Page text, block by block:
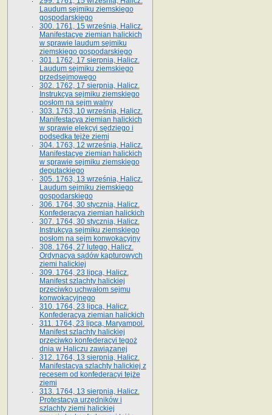
Laudum sejmiku ziemskiego
gospodarskiego
300. 1761, 15 września, Halicz.
Manifestacye ziemian halickich
w sprawie laudum sejmiku
ziemskiego gospodarskiego
301. 1762, 17 sierpnia, Halicz.
Laudum sejmiku ziemskiego
przedsejmowego
302. 1762, 17 sierpnia, Halicz.
Instrukcya sejmiku ziemskiego
posłom na sejm walny
303. 1763, 10 września, Halicz.
Manifestacya ziemian halickich
w sprawie elekcyi sędziego i
podsędka tejże ziemi
304. 1763, 12 września, Halicz.
Manifestacye ziemian halickich
w sprawie sejmiku ziemskiego
deputackiego
305. 1763, 13 września, Halicz.
Laudum sejmiku ziemskiego
gospodarskiego
306. 1764, 30 stycznia, Halicz.
Konfederacya ziemian halickich
307. 1764, 30 stycznia, Halicz.
Instrukcya sejmiku ziemskiego
posłom na sejm konwokacyjny
308. 1764, 27 lutego, Halicz.
Ordynacya sądów kapturowych
ziemi halickiej
309. 1764, 23 lipca, Halicz.
Manifest szlachty halickiej
przeciwko uchwałom sejmu
konwokacyjnego
310. 1764, 23 lipca, Halicz.
Konfederacya ziemian halickich
311. 1764, 23 lipca, Maryampol.
Manifest szlachty halickiej
przeciwko konfederacyi tegoż
dnia w Haliczu zawiązanej
312. 1764, 13 sierpnia, Halicz.
Manifestacya szlachty halickiej z
recesem od konfederacyi tejże
ziemi
313. 1764, 13 sierpnia, Halicz.
Protestacya urzędników i
szlachty ziemi halickiej